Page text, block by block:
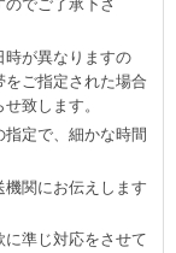
でご了承下さ
時が異なりますの
ご指定された場合
致します。
定で、細かな時間
関にお伝えします
準じ対応をさせて